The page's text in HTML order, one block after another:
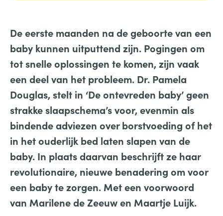
De eerste maanden na de geboorte van een
baby kunnen uitputtend zijn. Pogingen om
tot snelle oplossingen te komen, zijn vaak
een deel van het probleem. Dr. Pamela
Douglas, stelt in ‘De ontevreden baby’ geen
strakke slaapschema’s voor, evenmin als
bindende adviezen over borstvoeding of het
in het ouderlijk bed laten slapen van de
baby. In plaatsdaarvan beschrijft ze haar
revolutionaire, nieuwe benadering om voor
een baby te zorgen. Met een voorwoord
van Marilene de Zeeuw en Maartje Luijk.